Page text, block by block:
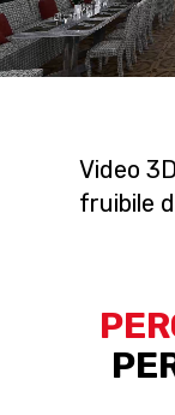
Video
fruibile